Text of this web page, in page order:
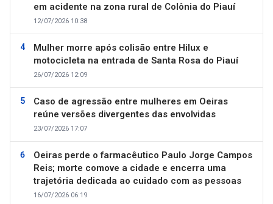
em acidente na zona rural de Colônia do Piauí
12/07/2026 10:38
Mulher morre após colisão entre Hilux e
motocicleta na entrada de Santa Rosa do Piauí
26/07/2026 12:09
Caso de agressão entre mulheres em Oeiras
reúne versões divergentes das envolvidas
23/07/2026 17:07
Oeiras perde o farmacêutico Paulo Jorge Campos
Reis; morte comove a cidade e encerra uma
trajetória dedicada ao cuidado com as pessoas
16/07/2026 06:19